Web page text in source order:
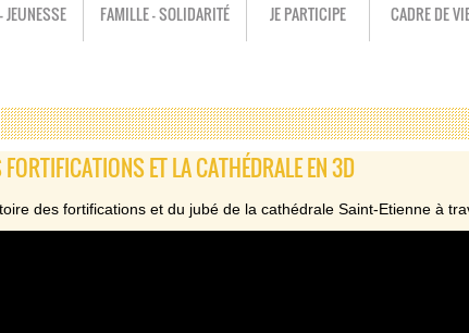
JEUNESSE FAMILLE - SOLIDARITÉ JE PARTICIPE CADRE DE
FORTIFICATIONS ET LA CATHÉDRALE EN 3D
des fortifications et du jubé de la cathédrale Saint-Etienne à